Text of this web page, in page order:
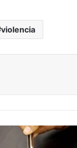
violencia